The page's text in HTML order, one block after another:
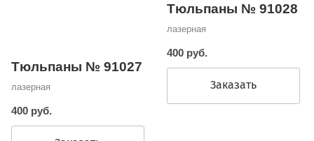
Тюльпаны № 91027
лазерная
400 руб.
Тюльпаны № 91028
лазерная
400 руб.
Заказать